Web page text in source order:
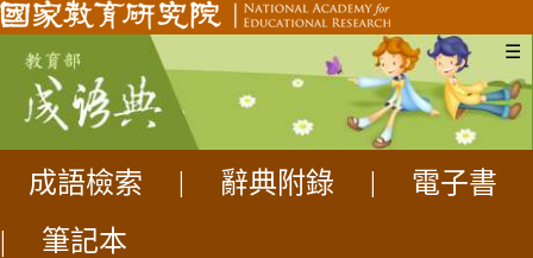
☰
成語檢索 辭典附錄
電子書
|
筆記本